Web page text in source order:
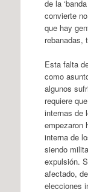
de la
convierte
que hay
rebanadas,
Esta falta
como
algunos
requiere
internas de
empezaron
interna de
siendo
expulsión.
afectado,
elecciones